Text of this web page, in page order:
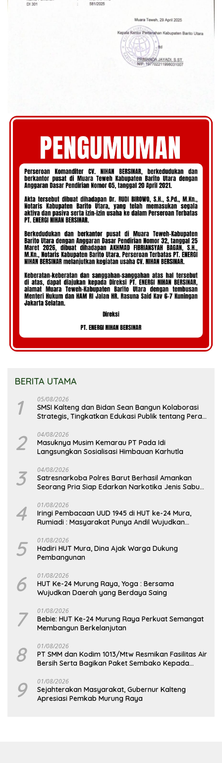
BERITA UTAMA
1 05/08/2026
SMSI Kalteng dan Bidan Sean Bangun Kolaborasi
Strategis, Tingkatkan Edukasi Publik tentang Peran
2 04/08/2026
Masuknya Musim Kemarau PT Pada Idi
Langsungkan Sosialisasi Himbauan Karhutla
3 04/08/2026
Satresnarkoba Polres Barut Berhasil Amankan
Seorang Pria Siap Edarkan Narkotika Jenis Sabu
4 01/08/2026
Iringi Pembacaan UUD 1945 di HUT ke-24 Mura,
Rumiadi : Masyarakat Punya Andil Wujudkan
5 01/08/2026
Hadiri HUT Mura, Dina Ajak Warga Dukung
Pembangunan
6 01/08/2026
HUT Ke-24 Murung Raya, Yoga : Bersama
Wujudkan Daerah yang Berdaya Saing
7 01/08/2026
Bebie: HUT Ke-24 Murung Raya Perkuat Semangat
Membangun Berkelanjutan
8 01/08/2026
PT SMM dan Kodim 1013/Mtw Resmikan Fasilitas Air
Bersih Serta Bagikan Paket Sembako Kepada
9 01/08/2026
Sejahterakan Masyarakat, Gubernur Kalteng
Apresiasi Pemkab Murung Raya